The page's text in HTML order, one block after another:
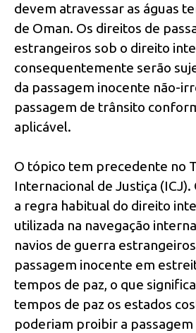
devem atravessar as águas
de Oman. Os direitos de
estrangeiros sob o direito
consequentemente serão
da passagem inocente não-
passagem de trânsito
aplicável.
O tópico tem precedente no
Internacional de Justiça
a regra habitual do direito
utilizada na navegação
navios de guerra
passagem inocente em
tempos de paz, o que
tempos de paz os estados
poderiam proibir a